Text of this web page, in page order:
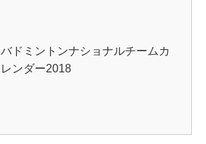
バドミントンナショナルチームカ
レンダー2018